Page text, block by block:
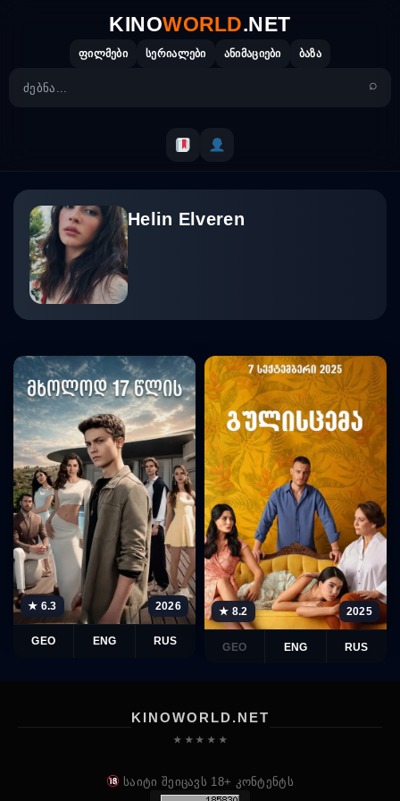
KINOWORLD.NET
ფილმები სერიალები ანიმაციები ბაზა
Helin Elveren
★ 6.3 2026
GEO ENG RUS
★ 8.2 2025
GEO ENG RUS
KINOWORLD.NET
★ ★ ★ ★ ★
საიტი შეიცავს 18+ კონტენტს